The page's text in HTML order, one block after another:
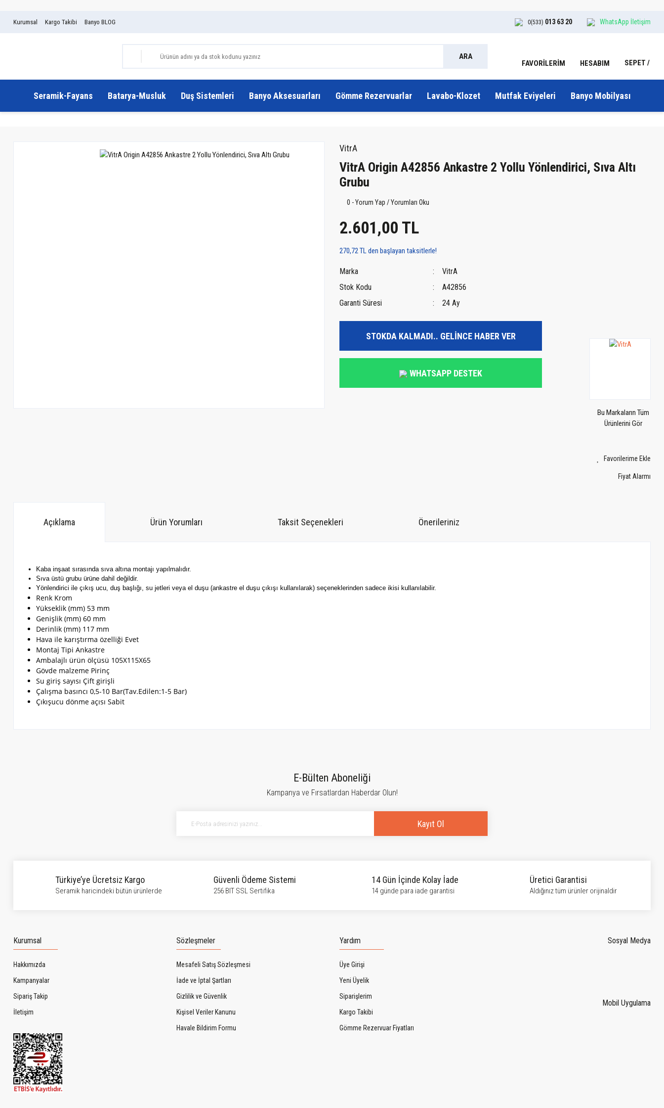
Kurumsal Kargo Takibi Banyo BLOG 0(533) 013 63 20 WhatsApp İletişim
ARA
FAVORİLERİM HESABIM SEPET
Seramik-Fayans Batarya-Musluk Duş Sistemleri Banyo Aksesuarları Gömme Rezervuarlar Lavabo-Klozet Mutfak Eviyeleri Banyo Mobilyası
VitrA
VitrA Origin A42856 Ankastre 2 Yollu Yönlendirici, Sıva Altı
Grubu
0 - Yorum Yap / Yorumları Oku
2.601,00 TL
270,72 TL den başlayan taksitlerle!
Marka
VitrA
Stok Kodu
A42856
Garanti Süresi
24 Ay
STOKDA KALMADI.. GELİNCE HABER VER
WHATSAPP DESTEK
Bu Markaların Tüm
Ürünlerini Gör
Fiyat Alarmı
Açıklama Ürün Yorumları Taksit Seçenekleri Önerileriniz
Kaba inşaat sırasında sıva altına montajı yapılmalıdır.
Sıva üstü grubu ürüne dahil değildir.
Yönlendirici ile çıkış ucu, duş başlığı, su jetleri veya el duşu (ankastre el duşu çıkışı kullanılarak) seçeneklerinden sadece ikisi kullanılabilir.
Renk Krom
Yükseklik (mm) 53 mm
Genişlik (mm) 60 mm
Derinlik (mm) 117 mm
Hava ile karıştırma özelliği Evet
Montaj Tipi Ankastre
Ambalajlı ürün ölçüsü 105X115X65
Gövde malzeme Pirinç
Su giriş sayısı Çift girişli
Çalışma basıncı 0,5-10 Bar(Tav.Edilen:1-5 Bar)
Çıkışucu dönme açısı Sabit
Bu ürüne ilk yorumu siz yapın!
E-Bülten Aboneliği
Kampanya ve Fırsatlardan Haberdar Olun!
Kayıt Ol
Türkiye’ye Ücretsiz Kargo
Seramik haricindeki bütün ürünlerde
Güvenli Ödeme Sistemi
256 BIT SSL Sertifika
14 Gün İçinde Kolay İade
14 günde para iade garantisi
Üretici Garantisi
Aldığınız tüm ürünler orijinaldir
Kurumsal
Hakkımızda
Kampanyalar
Sipariş Takip
İletişim
Sözleşmeler
Mesafeli Satış Sözleşmesi
İade ve İptal Şartları
Gizlilik ve Güvenlik
Kişisel Veriler Kanunu
Havale Bildirim Formu
Yardım
Üye Girişi
Yeni Üyelik
Siparişlerim
Kargo Takibi
Gömme Rezervuar Fiyatları
Sosyal Medya
Mobil Uygulama